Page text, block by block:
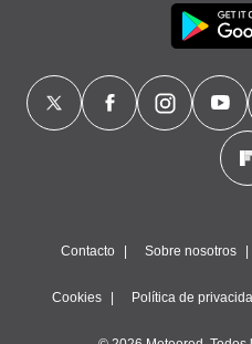
Contacto Sobre nosotros
Cookies Política de